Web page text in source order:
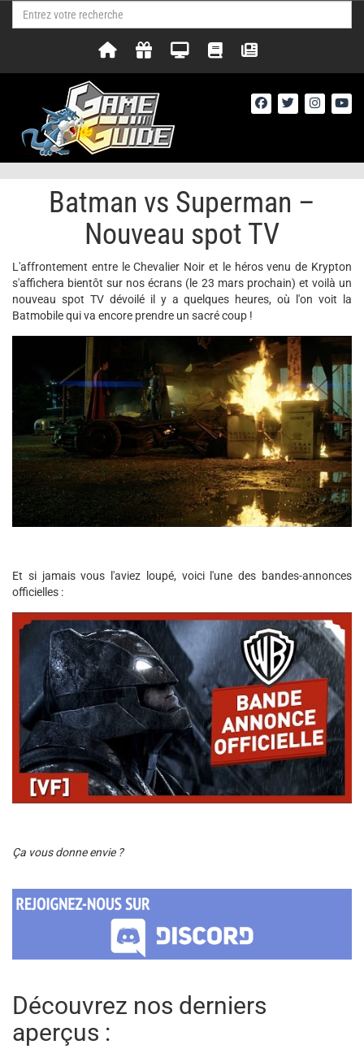
Batman vs Superman –
Nouveau spot TV
L'affrontement entre le Chevalier Noir et le héros venu de Krypton
s'affichera bientôt sur nos écrans (le 23 mars prochain) et voilà un
nouveau spot TV dévoilé il y a quelques heures, où l'on voit la
Batmobile qui va encore prendre un sacré coup !
Et si jamais vous l'aviez loupé, voici l'une des bandes-annonces
officielles :
Ça vous donne envie ?
Découvrez nos derniers
aperçus :